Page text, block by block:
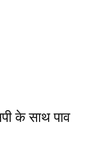
के साथ पाव